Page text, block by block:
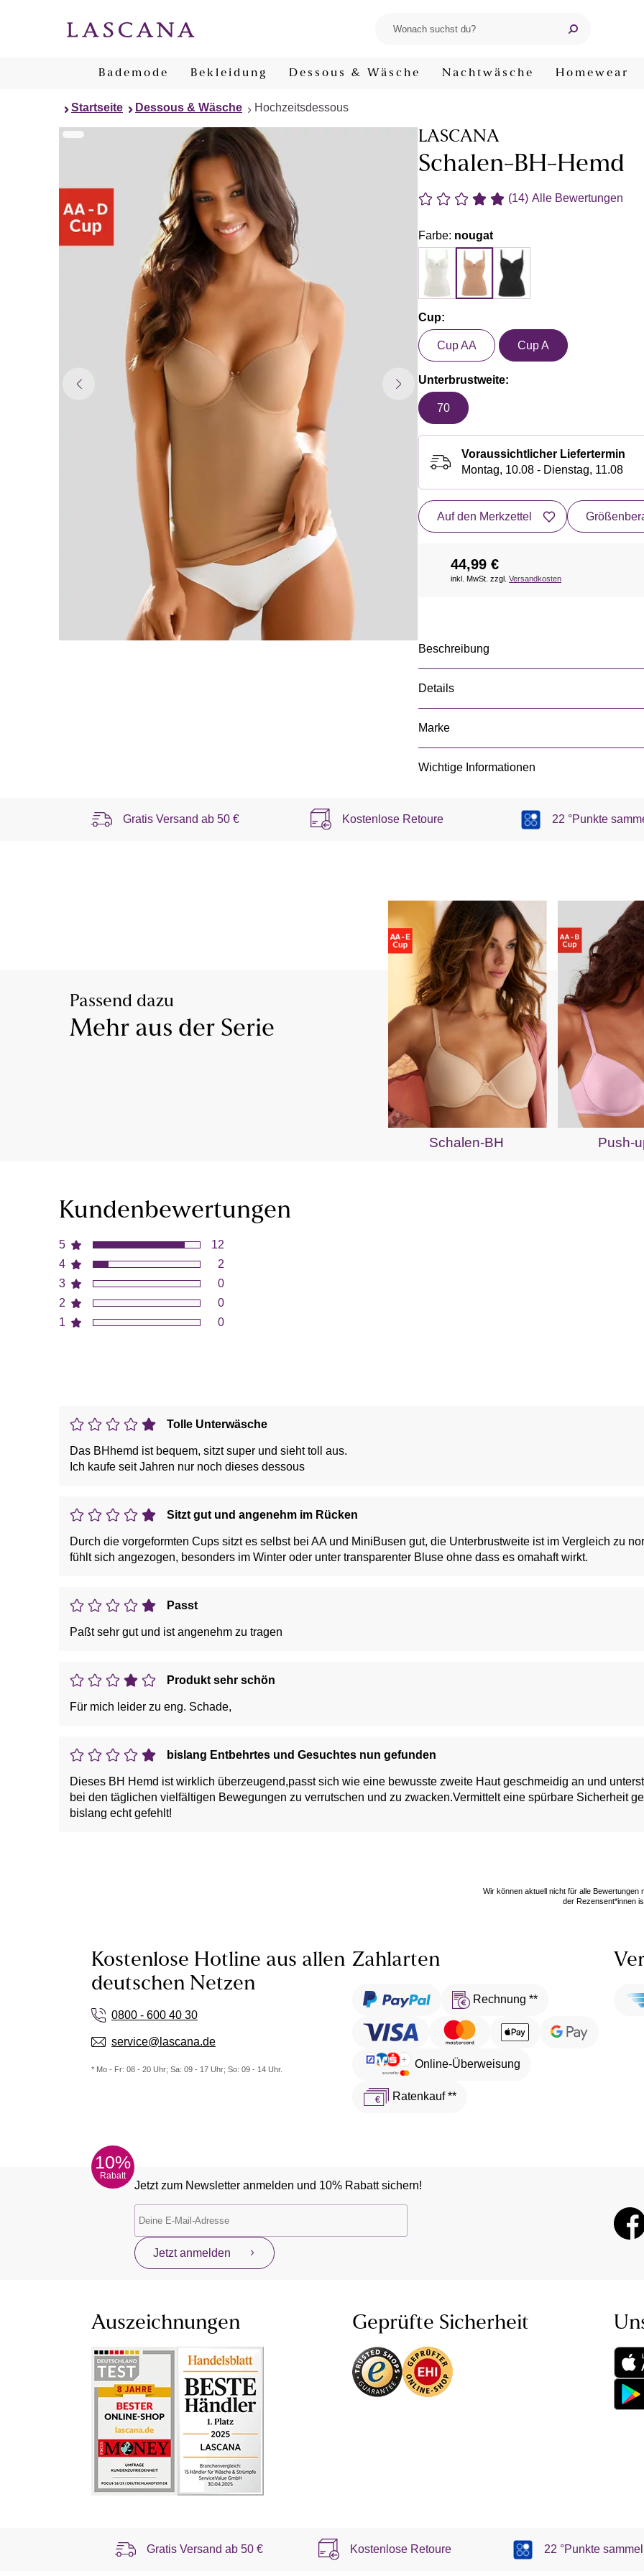
Bademode Bekleidung Dessous & Wäsche Nachtwäsche Homewear
Startseite Dessous & Wäsche Hochzeitsdessous
LASCANA
Schalen-BH-Hemd
(14) Alle Bewertungen
Farbe: nougat
Cup:
Cup AA Cup A
Unterbrustweite:
70
Voraussichtlicher Liefertermin
Montag, 10.08 - Dienstag, 11.08
Auf den Merkzettel
44,99 €
inkl. MwSt. zzgl. Versandkosten
Beschreibung
Details
Marke
Wichtige Informationen
Gratis Versand ab 50 € Kostenlose Retoure 22 °Punkte
Passend dazu
Mehr aus der Serie
Schalen-BH Push-
Kundenbewertungen
5
4
3
2
1
12
2
0
0
0
Tolle Unterwäsche
Das BHhemd ist bequem, sitzt super und sieht toll aus.
Ich kaufe seit Jahren nur noch dieses dessous
Sitzt gut und angenehm im Rücken
Durch die vorgeformten Cups sitzt es selbst bei AA und MiniBusen gut, die Unterbrustweite ist im Vergleich zu
fühlt sich angezogen, besonders im Winter oder unter transparenter Bluse ohne dass es omahaft wirkt.
Passt
Paßt sehr gut und ist angenehm zu tragen
Produkt sehr schön
Für mich leider zu eng. Schade,
bislang Entbehrtes und Gesuchtes nun gefunden
Dieses BH Hemd ist wirklich überzeugend,passt sich wie eine bewusste zweite Haut geschmeidig an und unterstützt unaufdringlich nachhaltig die
bei den täglichen vielfältigen Bewegungen zu verrutschen und zu zwacken.Vermittelt eine spürbare Sicherheit
bislang echt gefehlt!
Wir können aktuell nicht für alle
der Rezensent*innen
Kostenlose Hotline aus allen
deutschen Netzen
0800 - 600 40 30
service@lascana.de
* Mo - Fr: 08 - 20 Uhr; Sa: 09 - 17 Uhr; So: 09 - 14 Uhr.
Zahlarten
Rechnung **
Online-Überweisung
Ratenkauf **
10%
Rabatt
Jetzt zum Newsletter anmelden und 10% Rabatt sichern!
Jetzt anmelden
Auszeichnungen Geprüfte Sicherheit
Gratis Versand ab50 € Kostenlose Retoure 22 °Punkte